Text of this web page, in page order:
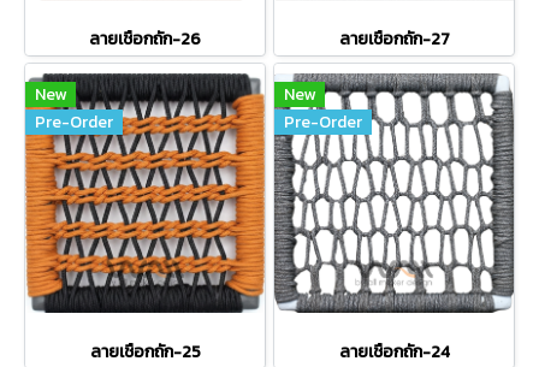
ลายเชือกถัก-26 ลายเชือกถัก-27
New
Pre-Order
ลายเชือกถัก-25
New
Pre-Order
ลายเชือกถัก-24